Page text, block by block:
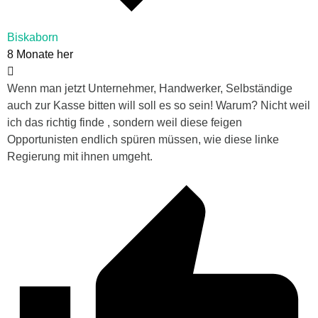
Biskaborn
8 Monate her
Wenn man jetzt Unternehmer, Handwerker, Selbständige
auch zur Kasse bitten will soll es so sein! Warum? Nicht weil
ich das richtig finde , sondern weil diese feigen
Opportunisten endlich spüren müssen, wie diese linke
Regierung mit ihnen umgeht.